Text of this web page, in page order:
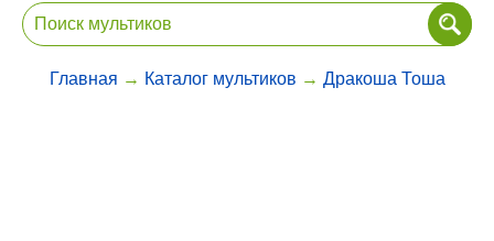
Главная → Каталог мультиков → Дракоша Тоша